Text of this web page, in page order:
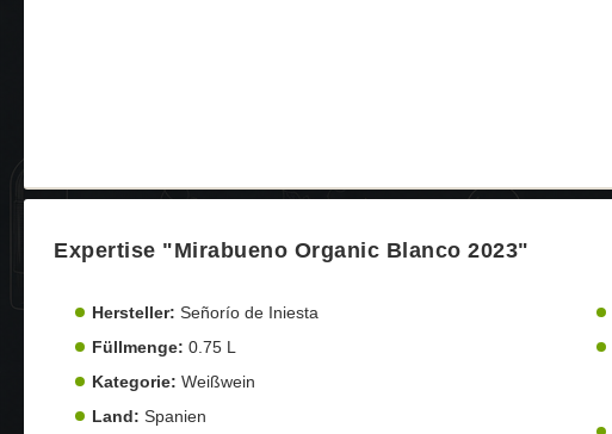
Expertise "Mirabueno Organic Blanco 2023"
Hersteller: Señorío de Iniesta
Füllmenge: 0.75 L
Kategorie: Weißwein
Land: Spanien